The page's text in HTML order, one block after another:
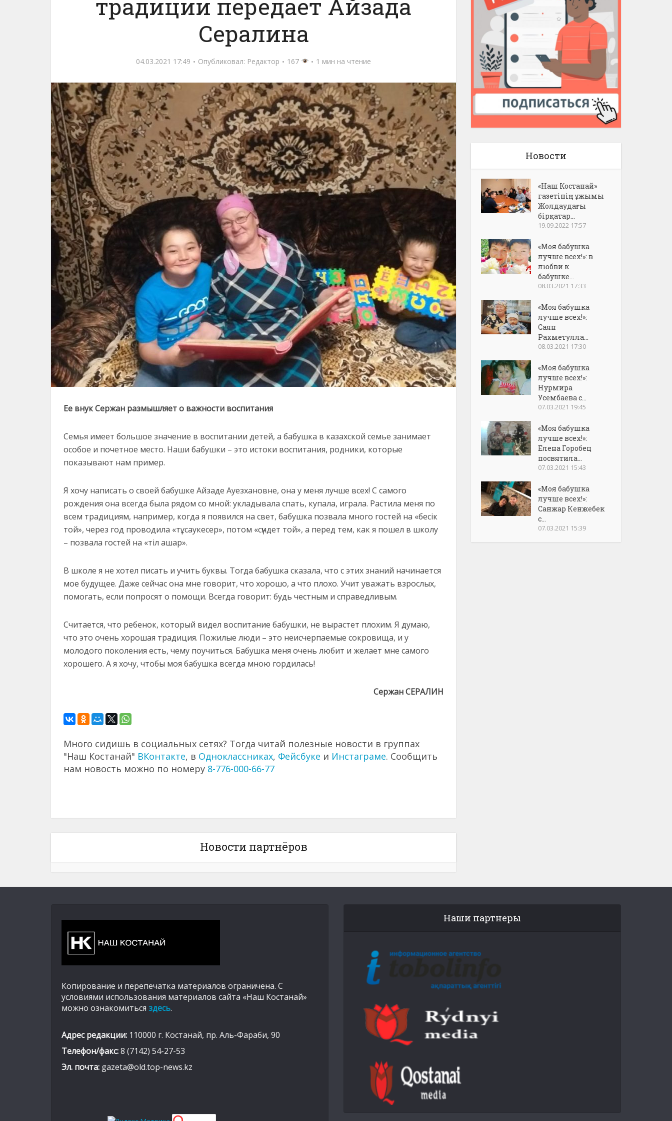
традиции передает Айзада
Сералина
04.03.2021 17:49 Опубликовал: Редактор 167 1 мин на чтение
Ее внук Сержан размышляет о важности воспитания
Семья имеет большое значение в воспитании детей, а бабушка в казахской семье занимает
особое и почетное место. Наши бабушки – это истоки воспитания, родники, которые
показывают нам пример.
Я хочу написать о своей бабушке Айзаде Ауезхановне, она у меня лучше всех! С самого
рождения она всегда была рядом со мной: укладывала спать, купала, играла. Растила меня по
всем традициям, например, когда я появился на свет, бабушка позвала много гостей на «бесік
той», через год проводила «тұсаукесер», потом «сүндет той», а перед тем, как я пошел в школу
– позвала гостей на «тіл ашар».
В школе я не хотел писать и учить буквы. Тогда бабушка сказала, что с этих знаний начинается
мое будущее. Даже сейчас она мне говорит, что хорошо, а что плохо. Учит уважать взрослых,
помогать, если попросят о помощи. Всегда говорит: будь честным и справедливым.
Считается, что ребенок, который видел воспитание бабушки, не вырастет плохим. Я думаю,
что это очень хорошая традиция. Пожилые люди – это неисчерпаемые сокровища, и у
молодого поколения есть, чему поучиться. Бабушка меня очень любит и желает мне самого
хорошего. А я хочу, чтобы моя бабушка всегда мною гордилась!
Сержан СЕРАЛИН
Много сидишь в социальных сетях? Тогда читай полезные новости в группах
"Наш Костанай" ВКонтакте, в Одноклассниках, Фейсбуке и Инстаграме. Сообщить
нам новость можно по номеру 8-776-000-66-77
Новости партнёров
Новости
«Наш Костанай»
газетінің ұжымы
Жолдаудағы
бірқатар...
19.09.2022 17:57
«Моя бабушка
лучше всех!»: в
любви к
бабушке...
08.03.2021 17:33
«Моя бабушка
лучше всех!»:
Саян
Рахметулла...
08.03.2021 17:30
«Моя бабушка
лучше всех!»:
Нурмира
Усембаева с...
07.03.2021 19:45
«Моя бабушка
лучше всех!»:
Елена Горобец
посвятила...
07.03.2021 15:43
«Моя бабушка
лучше всех!»:
Санжар Кенжебек
с...
07.03.2021 15:39
Копирование и перепечатка материалов ограничена. С
условиями использования материалов сайта «Наш Костанай»
можно ознакомиться здесь.
Адрес редакции: 110000 г. Костанай, пр. Аль-Фараби, 90
Телефон/факс:8 (7142) 54-27-53
Эл. почта: gazeta@old.top-news.kz
Наши партнеры